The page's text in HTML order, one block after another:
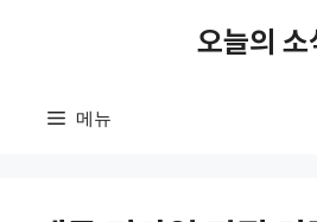
오늘의 소
메뉴